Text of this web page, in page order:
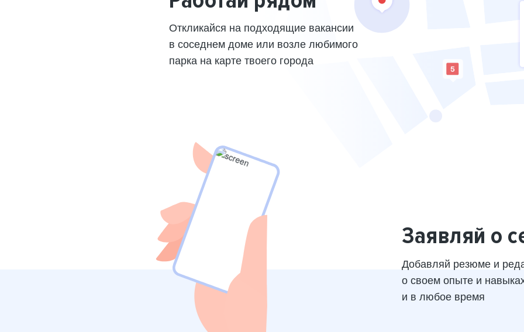
Откликайся на подходящие вакансии
в соседнем доме или возле любимого
парка на карте твоего города
Заявляй о
Добавляй резюме и
о своем опыте и
и в любое время